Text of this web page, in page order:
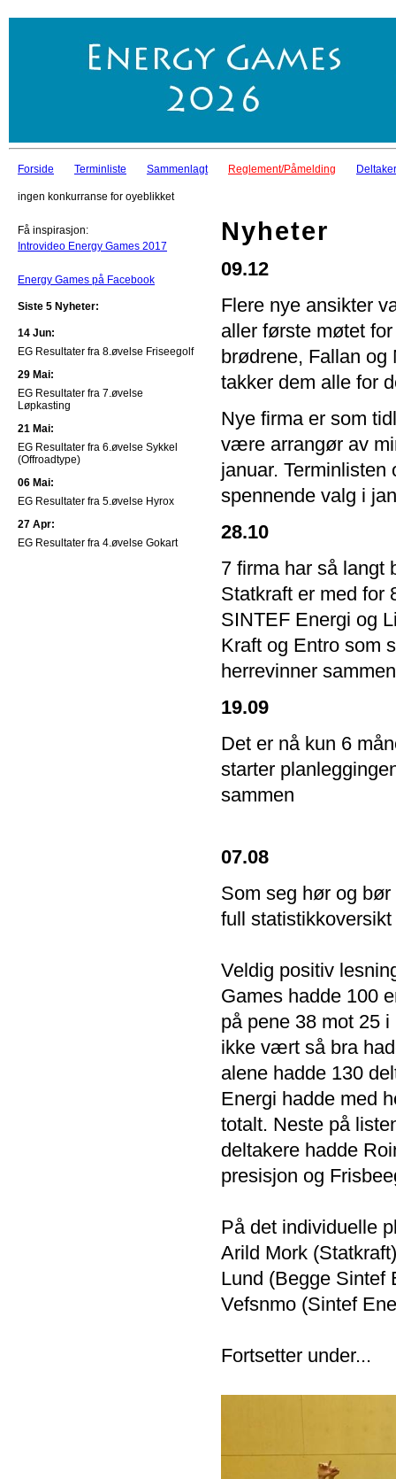
Forside Terminliste Sammenlagt Reglement/Påmelding
ingen konkurranse for oyeblikket
Få inspirasjon:
Introvideo Energy Games 2017
Energy Games på Facebook
Siste 5 Nyheter:
14 Jun:
EG Resultater fra 8.øvelse Friseegolf
29 Mai:
EG Resultater fra 7.øvelse
Løpkasting
21 Mai:
EG Resultater fra 6.øvelse Sykkel
(Offroadtype)
06 Mai:
EG Resultater fra 5.øvelse Hyrox
27 Apr:
EG Resultater fra 4.øvelse Gokart
Nyheter
09.12
Flere nye ansikter
aller første møtet
brødrene, Fallan
takker dem alle for
Nye firma er som
være arrangør av
januar.
spennende valg i
28.10
7 firma har så langt
Statkraft er med for
SINTEF Energi og
Kraft og Entro som
herrevinner
19.09
Det er nå kun 6
starter
sammen
07.08
Som seg hør og
full
Veldig positiv
Games hadde 100
på pene 38 mot 25
ikke vært så bra
alene hadde 130
Energi hadde med
totalt. Neste på
deltakere hadde
presisjon og
På det individuelle
Arild Mork
Lund (Begge Sintef
Vefsnmo (Sintef
Fortsetter under...